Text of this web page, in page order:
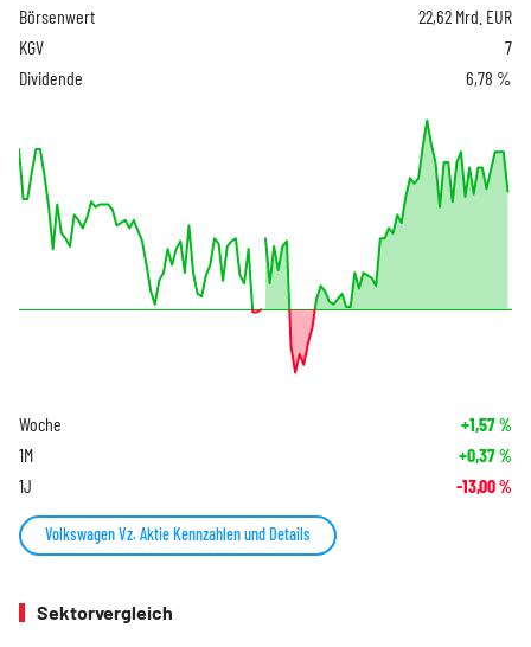
Börsenwert
22,62 Mrd. EUR
KGV
7
Dividende
6,78 %
Woche +1,57%
1M +0,37%
1J -13,00%
Volkswagen Vz. Aktie Kennzahlen und Details
Sektorvergleich